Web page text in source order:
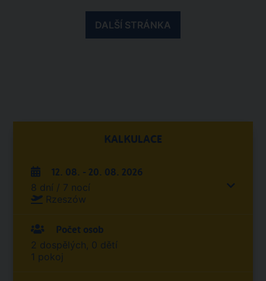
DALŠÍ STRÁNKA
KALKULACE
12. 08. - 20. 08. 2026
8 dní / 7 nocí
Rzeszów
Počet osob
2 dospělých, 0 dětí
1 pokoj